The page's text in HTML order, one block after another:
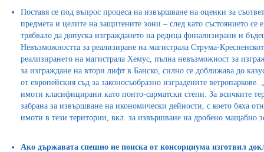
Поставя се под въпрос процеса на извършване на оценки за
предмета и целите на защитените зони – след като състоянието се
трябвало да допуска изграждането на редица финализирани и
Невъзможността за реализиране на магистрала Струма-
реализирането на магистрала Хемус, пълна невъзможност за
за изграждане на втори лифт в Банско, силно се доближава до
от европейския съд за законосъобразно изградените
имоти класифицирани като понто-сарматски степи. За всичките
забрана за извършване на икономически дейности, с което бяха
имоти в тези територии, вкл. за извършване на дробено мащабно
Ако държавата спешно не поиска от консорциума изготвил